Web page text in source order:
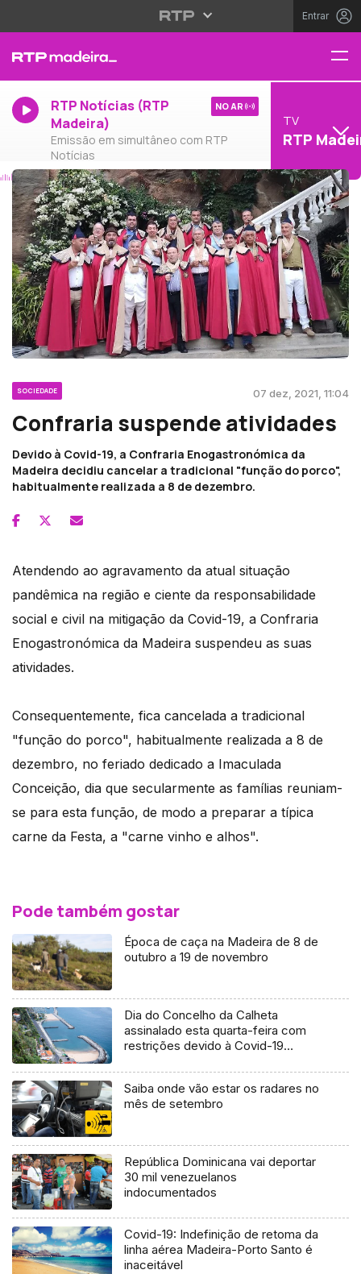
Entrar
RTP Notícias (RTP
Madeira)
Emissão em simultâneo com RTP
Notícias
NO AR
TV
RTP
SOCIEDADE 07 dez, 2021, 11:04
Confraria suspende atividades
Devido à Covid-19, a Confraria Enogastronómica da
Madeira decidiu cancelar a tradicional "função do porco",
habitualmente realizada a 8 de dezembro.
Atendendo ao agravamento da atual situação
pandêmica na região e ciente da responsabilidade
social e civil na mitigação da Covid-19, a Confraria
Enogastronómica da Madeira suspendeu as suas
atividades.
Consequentemente, fica cancelada a tradicional
"função do porco", habitualmente realizada a 8 de
dezembro, no feriado dedicado a Imaculada
Conceição, dia que secularmente as famílias reuniam-
se para esta função, de modo a preparar a típica
carne da Festa, a "carne vinho e alhos".
Pode também gostar
Época de caça na Madeira de 8 de
outubro a 19 de novembro
Dia do Concelho da Calheta
assinalado esta quarta-feira com
restrições devido à Covid-19
Saiba onde vão estar os radares no
mês de setembro
República Dominicana vai deportar
30 mil venezuelanos
indocumentados
Covid-19: Indefinição de retoma da
linha aérea Madeira-Porto Santo é
inaceitável